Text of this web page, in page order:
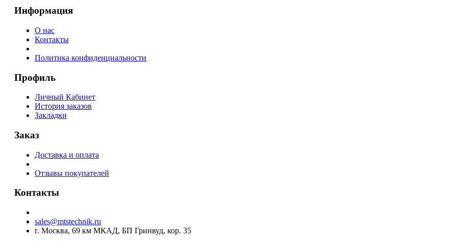
Информация
О нас
Контакты
Политика конфиденциальности
Профиль
Личный Кабинет
История заказов
Закладки
Заказ
Доставка и оплата
Отзывы покупателей
Контакты
sales@mtstechnik.ru
г. Москва, 69 км МКАД, БП Гринвуд, кор. 35